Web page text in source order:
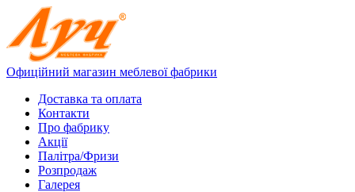
Офиційний магазин меблевої фабрики
Доставка та оплата
Контакти
Про фабрику
Акції
Палітра/Фризи
Розпродаж
Галерея